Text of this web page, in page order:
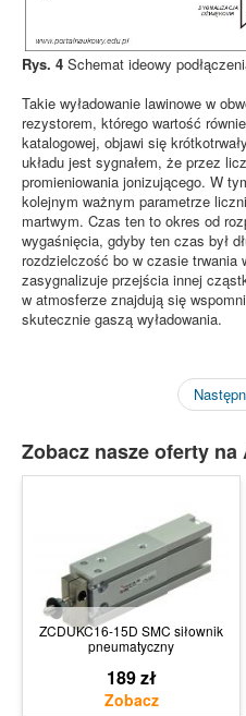
Rys. 4 Schemat ideowy
Takie wyładowanie lawinowe w
rezystorem, którego wartość
katalogowej, objawi się
układu jest sygnałem, że przez
promieniowania jonizującego. W
kolejnym ważnym parametrze
martwym. Czas ten to okres od
wygaśnięcia, gdyby ten czas był
rozdzielczość bo w czasie trwania
zasygnalizuje przejścia innej
w atmosferze znajdują się
skutecznie gaszą wyładowania.
Zobacz nasze oferty na
ZCDUKC16-15D SMC siłownik
pneumatyczny
189 zł